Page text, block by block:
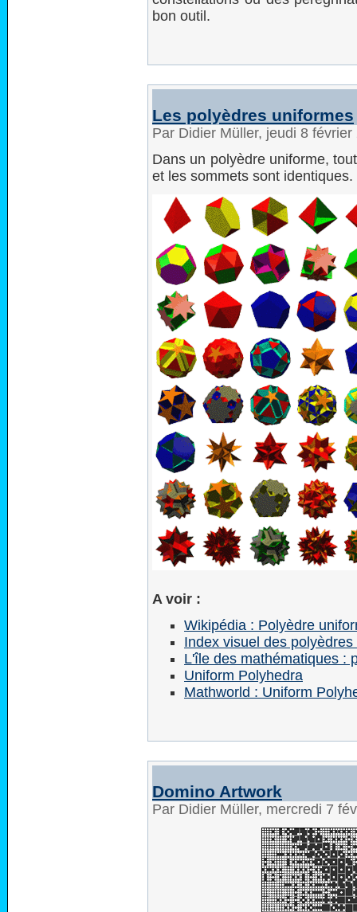
bon outil.
Les polyèdres uniformes
Par Didier Müller, jeudi 8
Dans un polyèdre uniforme,
et les sommets sont identiques.
A voir :
Wikipédia : Polyèdre
Index visuel des
L'île des mathématiques :
Uniform Polyhedra
Mathworld : Uniform
Domino Artwork
Par Didier Müller, mercredi 7